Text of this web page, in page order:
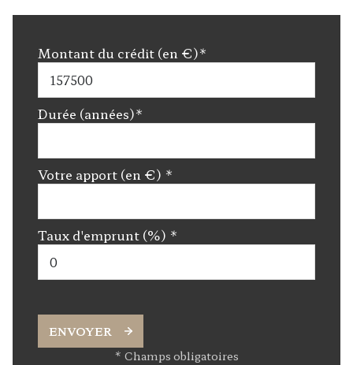
Montant du crédit (en €)*
Durée (années)*
Votre apport (en €) *
Taux d'emprunt (%) *
ENVOYER
* Champs obligatoires